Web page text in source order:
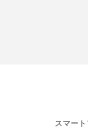
スマー